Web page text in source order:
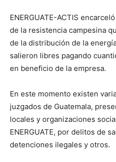
ENERGUATE-ACTIS
de la resistencia campesina
de la distribución de la
salieron libres pagando
en beneficio de la empresa.
En este momento existen
juzgados de Guatemala,
locales y organizaciones
ENERGUATE, por delitos de
detenciones ilegales y otros.